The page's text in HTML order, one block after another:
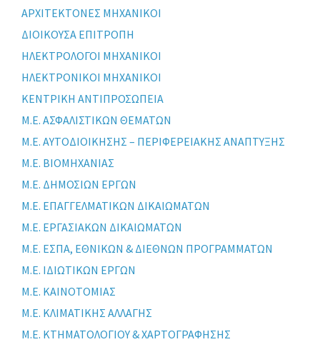
ΑΡΧΙΤΕΚΤΟΝΕΣ ΜΗΧΑΝΙΚΟΙ
ΔΙΟΙΚΟΥΣΑ ΕΠΙΤΡΟΠΗ
ΗΛΕΚΤΡΟΛΟΓΟΙ ΜΗΧΑΝΙΚΟΙ
ΗΛΕΚΤΡΟΝΙΚΟΙ ΜΗΧΑΝΙΚΟΙ
ΚΕΝΤΡΙΚΗ ΑΝΤΙΠΡΟΣΩΠΕΙΑ
Μ.Ε. ΑΣΦΑΛΙΣΤΙΚΩΝ ΘΕΜΑΤΩΝ
Μ.Ε. ΑΥΤΟΔΙΟΙΚΗΣΗΣ – ΠΕΡΙΦΕΡΕΙΑΚΗΣ ΑΝΑΠΤΥΞΗΣ
Μ.Ε. ΒΙΟΜΗΧΑΝΙΑΣ
Μ.Ε. ΔΗΜΟΣΙΩΝ ΕΡΓΩΝ
Μ.Ε. ΕΠΑΓΓΕΛΜΑΤΙΚΩΝ ΔΙΚΑΙΩΜΑΤΩΝ
Μ.Ε. ΕΡΓΑΣΙΑΚΩΝ ΔΙΚΑΙΩΜΑΤΩΝ
Μ.Ε. ΕΣΠΑ, ΕΘΝΙΚΩΝ & ΔΙΕΘΝΩΝ ΠΡΟΓΡΑΜΜΑΤΩΝ
Μ.Ε. ΙΔΙΩΤΙΚΩΝ ΕΡΓΩΝ
Μ.Ε. ΚΑΙΝΟΤΟΜΙΑΣ
Μ.Ε. ΚΛΙΜΑΤΙΚΗΣ ΑΛΛΑΓΗΣ
Μ.Ε. ΚΤΗΜΑΤΟΛΟΓΙΟΥ & ΧΑΡΤΟΓΡΑΦΗΣΗΣ